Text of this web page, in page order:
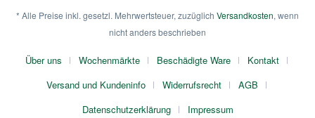
* Alle Preise inkl. gesetzl. Mehrwertsteuer, zuzüglich Versandkosten, wenn
nicht anders beschrieben
Über uns Wochenmärkte Beschädigte Ware
Kontakt
Versand und Kundeninfo
Widerrufsrecht
AGB
Datenschutzerklärung
Impressum